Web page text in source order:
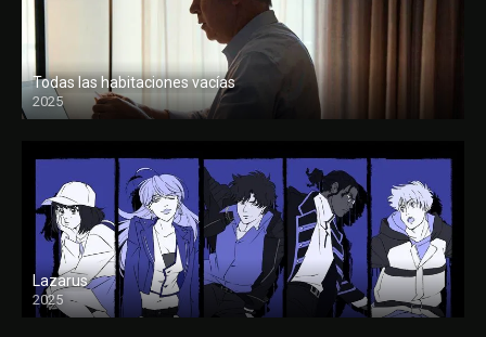
Todas las habitaciones vacías
2025
FULL HD
Lazarus
2025